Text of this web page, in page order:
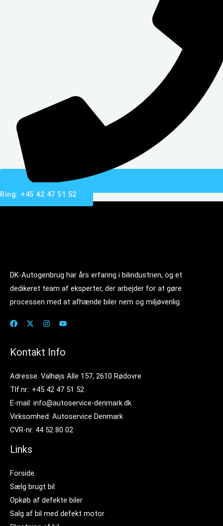
Ring: +45 42 47 51 52
DK-Autogenbrug har års erfaring i bilindustrien, og et
dedikeret team af eksperter, der arbejder for at gøre
processen med at afhænde biler nem og miljøvenlig.
Kontakt Info
Adresse: Valhøjs Alle 157, 2610 Rødovre
Tlf.nr.: +45 42 47 51 52
E-mail: info@autoservice-denmark.dk
Virksomhed: Autoservice Denmark
CVR-nr. 44 52 80 02
Links
Forside
Sælg brugt bil
Opkøb af defekte biler
Salg af bil med defekt motor